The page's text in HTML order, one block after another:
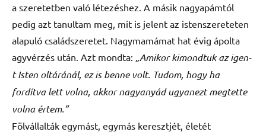
a szeretetben való létezéshez. A másik nagyapámtól
pedig azt tanultam meg, mit is jelent az istenszereteten
alapuló családszeretet. Nagymamámat hat évig ápolta
agyvérzés után. Azt mondta: „Amikor kimondtuk az igen-
t Isten oltáránál, ez is benne volt. Tudom, hogy ha
fordítva lett volna, akkor nagyanyád ugyanezt megtette
volna értem.”
Fölvállalták egymást, egymás keresztjét, életét